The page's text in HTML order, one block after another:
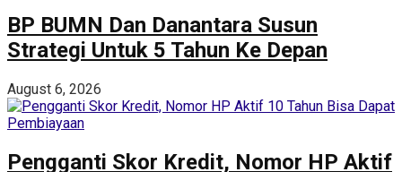
BP BUMN Dan Danantara Susun
Strategi Untuk 5 Tahun Ke Depan
August 6, 2026
Pengganti Skor Kredit, Nomor HP Aktif